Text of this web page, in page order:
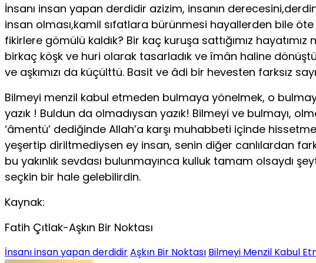
İnsanı insan yapan derdidir azizim, insanın
insan olması,kamil sıfatlara bürünmesi hayallerden bile
fikirlere gömülü kaldık? Bir kaç kuruşa sattığımız
birkaç köşk ve huri olarak tasarladık ve îmân haline
ve aşkımızı da küçülttü. Basit ve âdi bir hevesten farksız
Bilmeyi menzil kabul etmeden bulmaya yönelmek, o
yazık ! Buldun da olmadıysan yazık! Bilmeyi ve bulmayı,
‘âmentü’ dediğinde Allah’a karşı muhabbeti içinde
yeşertip diriltmediysen ey insan, senin diğer canlılardan
bu yakınlık sevdası bulunmayınca kulluk tamam olsaydı
seçkin bir hale gelebilirdin.
Kaynak:
Fatih Çıtlak-Aşkın Bir Noktası
İnsanı insan yapan derdidirAşkın Bir Noktası Bilmeyi Menzil Kabul